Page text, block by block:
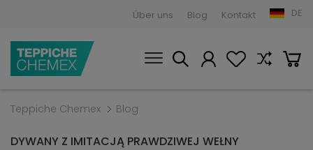
Über uns Blog Kontakt DE
Teppiche Chemex Blog
DYWANY Z IMITACJĄ PRAWDZIWEJ WEŁNY